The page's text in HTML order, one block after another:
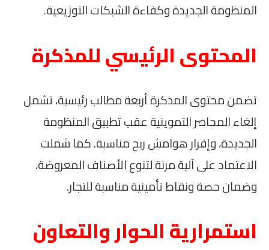
المنظومة الجديدة وكفاءة الشبكات التوزيعية.
المحتوى الرئيسي للمذكرة
تضمن محتوى المذكرة أربعة مطالب رئيسية، تشمل
إلغاء المحاضر التموينية عقب تطبيق المنظومة
الجديدة، وإقرار هوامش ربح مناسبة. كما شملت
الاعتماد على آلية مرنة لتنوع الأصناف المعروضة،
وضمان حصة ونقاط تأمينية مناسبة للتجار.
استمرارية الحوار والتعاون